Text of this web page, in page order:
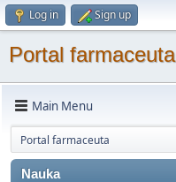
Log in Sign up
Portal farmaceuta
Main Menu
Portal farmaceuta
Nauka